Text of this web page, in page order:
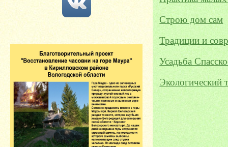
Строю дом сам
Традиции и
Усадьба
Экологический